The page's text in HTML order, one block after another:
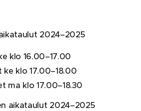
2024–2025
klo 16.00–17.00
ke klo 17.00–18.00
ma klo 17.00–18.30
aikataulut 2024–2025